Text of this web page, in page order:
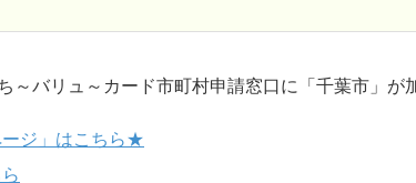
～バリュ～カード市町村申請窓口に「千葉市」が
ジ」はこちら★